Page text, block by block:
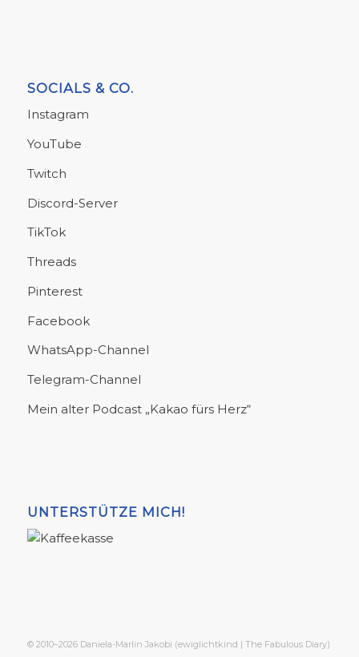
SOCIALS & CO.
Instagram
YouTube
Twitch
Discord-Server
TikTok
Threads
Pinterest
Facebook
WhatsApp-Channel
Telegram-Channel
Mein alter Podcast „Kakao fürs Herz“
UNTERSTÜTZE MICH!
© 2010–2026 Daniela-Marlin Jakobi (ewiglichtkind | The Fabulous Diary)